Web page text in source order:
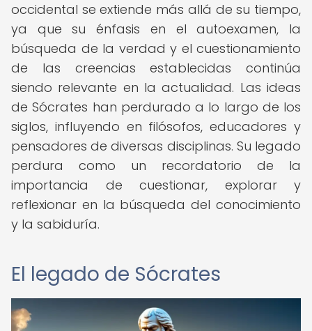
occidental se extiende más allá de su tiempo,
ya que su énfasis en el autoexamen, la
búsqueda de la verdad y el cuestionamiento
de las creencias establecidas continúa
siendo relevante en la actualidad. Las ideas
de Sócrates han perdurado a lo largo de los
siglos, influyendo en filósofos, educadores y
pensadores de diversas disciplinas. Su legado
perdura como un recordatorio de la
importancia de cuestionar, explorar y
reflexionar en la búsqueda del conocimiento
y la sabiduría.
El legado de Sócrates